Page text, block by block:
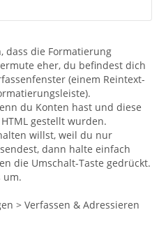
dass die Formatierung
eher, du befindest dich
(einem Reintext-
du Konten hast und diese
gestellt wurden.
willst, weil du nur
dann halte einfach
die Umschalt-Taste gedrückt.
um.
> Verfassen & Adressieren